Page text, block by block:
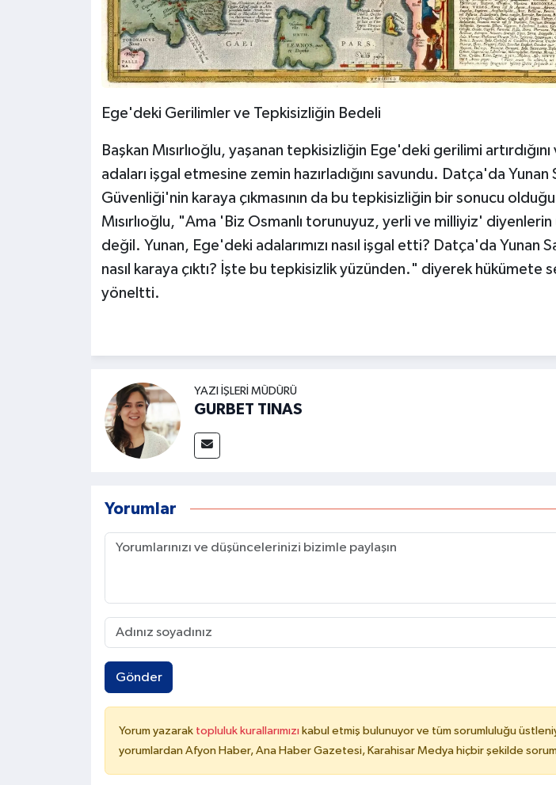
Ege'deki Gerilimler ve Tepkisizliğin Bedeli
Başkan Mısırlıoğlu, yaşanan tepkisizliğin Ege'deki gerilimi artırdığını
adaları işgal etmesine zemin hazırladığını savundu. Datça'da Yunan
Güvenliği'nin karaya çıkmasının da bu tepkisizliğin bir sonucu
Mısırlıoğlu, "Ama 'Biz Osmanlı torunuyuz, yerli ve milliyiz'
değil. Yunan, Ege'deki adalarımızı nasıl işgal etti? Datça'da Yunan
nasıl karaya çıktı? İşte bu tepkisizlik yüzünden." diyerek hükümete
yöneltti.
YAZI İŞLERI MÜDÜRÜ
GURBET TINAS
Yorumlar
Gönder
Yorum yazarak topluluk kurallarımızı kabul etmiş bulunuyor ve tüm sorumluluğu
yorumlardan Afyon Haber, Ana Haber Gazetesi, Karahisar Medya hiçbir şekilde